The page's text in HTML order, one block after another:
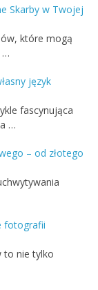
Skarby w Twojej
które mogą
…
język
fascynująca
…
– od złotego
fotografii
to nie tylko